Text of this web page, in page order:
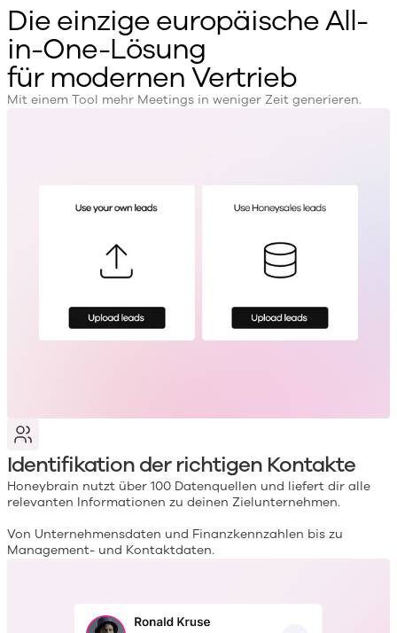
Die einzige europäische All-
in-One-Lösung
für modernen Vertrieb
Mit einem Tool mehr Meetings in weniger Zeit generieren.
Identifikation der richtigen Kontakte
Honeybrain nutzt über 100 Datenquellen und liefert dir alle
relevanten Informationen zu deinen Zielunternehmen.
Von Unternehmensdaten und Finanzkennzahlen bis zu
Management- und Kontaktdaten.